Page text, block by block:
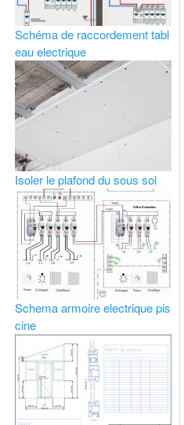
Schéma de raccordement tabl
eau electrique
Isoler le plafond du sous sol
Schema armoire electrique pis
cine